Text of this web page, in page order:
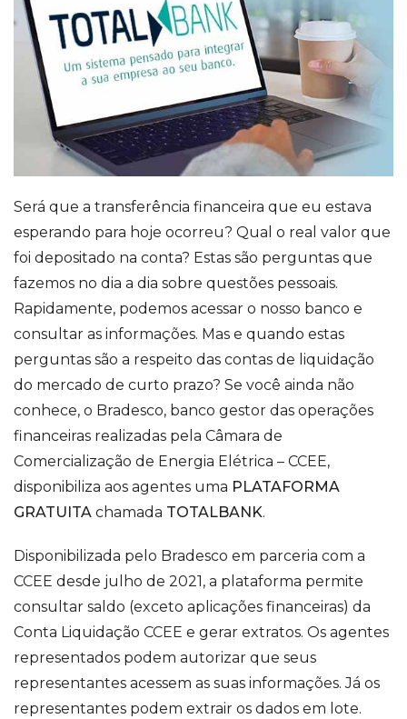
Será que a transferência financeira que eu estava
esperando para hoje ocorreu? Qual o real valor que
foi depositado na conta? Estas são perguntas que
fazemos no dia a dia sobre questões pessoais.
Rapidamente, podemos acessar o nosso banco e
consultar as informações. Mas e quando estas
perguntas são a respeito das contas de liquidação
do mercado de curto prazo? Se você ainda não
conhece, o Bradesco, banco gestor das operações
financeiras realizadas pela Câmara de
Comercialização de Energia Elétrica – CCEE,
disponibiliza aos agentes uma PLATAFORMA
GRATUITA chamada TOTALBANK.
Disponibilizada pelo Bradesco em parceria com a
CCEE desde julho de 2021, a plataforma permite
consultar saldo (exceto aplicações financeiras) da
Conta Liquidação CCEE e gerar extratos. Os agentes
representados podem autorizar que seus
representantes acessem as suas informações. Já os
representantes podem extrair os dados em lote.